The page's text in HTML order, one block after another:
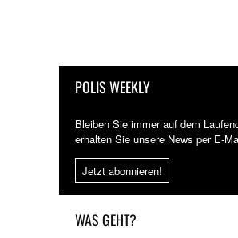
POLIS WEEKLY
Bleiben Sie immer auf dem
erhalten Sie unsere News per E-
Jetzt abonnieren!
WAS GEHT?